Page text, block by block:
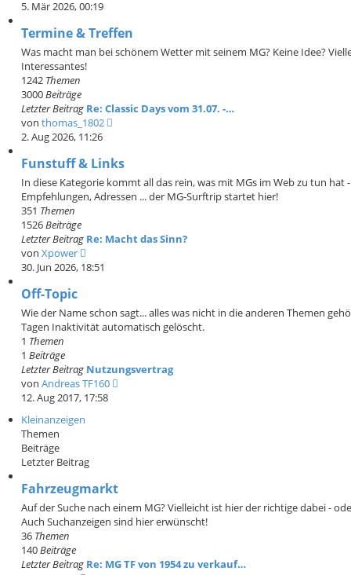
r
g
e
e
s
t
B
e
i
r
g
5. Mär 2026, 00:19
Termine & Treffen
Was macht man bei schönem Wetter mit seinem MG? Keine Idee?
Interessantes!
1242 Themen
3000Beiträge
Letzter Beitrag Re: Classic Days vom 31.07. -…
von thomas_1802
e
s
t
B
g
2. Aug 2026, 11:26
Funstuff & Links
In diese Kategorie kommt all das rein, was mit MGs im Web zu tun hat
Empfehlungen, Adressen ... der MG-Surftrip startet hier!
351 Themen
1526Beiträge
Letzter Beitrag Re: Macht das Sinn?
von Xpower
e
s
t
B
e
i
30. Jun 2026, 18:51
Off-Topic
Wie der Name schon sagt... alles was nicht in die anderen Themen
Tagen Inaktivität automatisch gelöscht.
1 Themen
1 Beiträge
Letzter Beitrag Nutzungsvertrag
von Andreas TF160
B
e
i
a
12. Aug 2017, 17:58
Kleinanzeigen
Themen
Beiträge
Letzter Beitrag
Fahrzeugmarkt
Auf der Suche nach einem MG? Vielleicht ist hier der richtige dabei -
Auch Suchanzeigen sind hier erwünscht!
36 Themen
140Beiträge
Letzter Beitrag Re: MG TF von 1954 zu verkauf…